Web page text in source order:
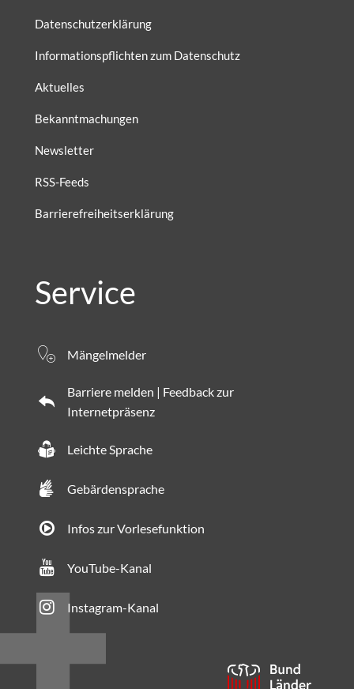
Datenschutzerklärung
Informationspflichten zum Datenschutz
Aktuelles
Bekanntmachungen
Newsletter
RSS-Feeds
Barrierefreiheitserklärung
Service
Mängelmelder
Barriere melden | Feedback zur
Internetpräsenz
Leichte Sprache
Gebärdensprache
Infos zur Vorlesefunktion
YouTube-Kanal
Instagram-Kanal